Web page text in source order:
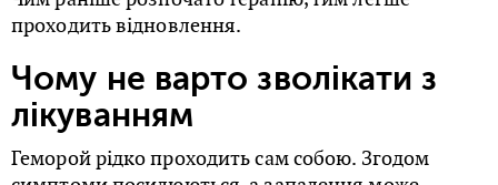
проходить відновлення.
Чому не варто зволікати з
лікуванням
Геморой рідко проходить сам собою. Згодом